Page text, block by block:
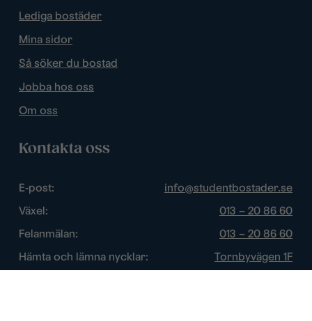
Lediga bostäder
Mina sidor
Så söker du bostad
Jobba hos oss
Om oss
Kontakta oss
E-post:
info@studentbostader.se
Växel:
013 – 20 86 60
Felanmälan:
013 – 20 86 60
Hämta och lämna nycklar:
Tornbyvägen 1F